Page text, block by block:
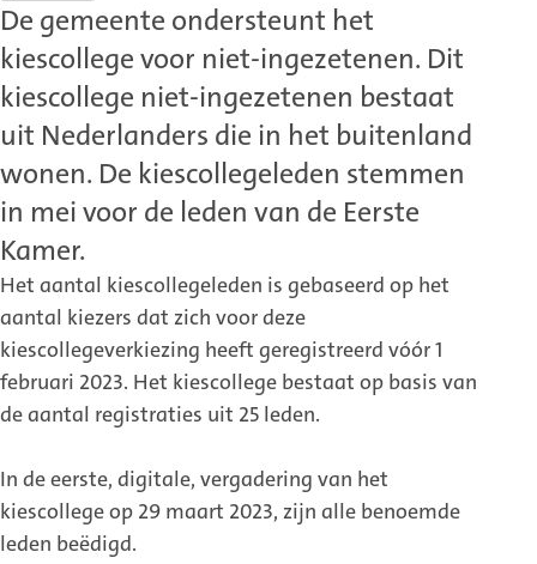
De gemeente ondersteunt het
kiescollege voor niet-ingezetenen. Dit
kiescollege niet-ingezetenen bestaat
uit Nederlanders die in het buitenland
wonen. De kiescollegeleden stemmen
in mei voor de leden van de Eerste
Kamer.
Het aantal kiescollegeleden is gebaseerd op het
aantal kiezers dat zich voor deze
kiescollegeverkiezing heeft geregistreerd vóór 1
februari 2023. Het kiescollege bestaat op basis van
de aantal registraties uit 25 leden.
In de eerste, digitale, vergadering van het
kiescollege op 29 maart 2023, zijn alle benoemde
leden beëdigd.